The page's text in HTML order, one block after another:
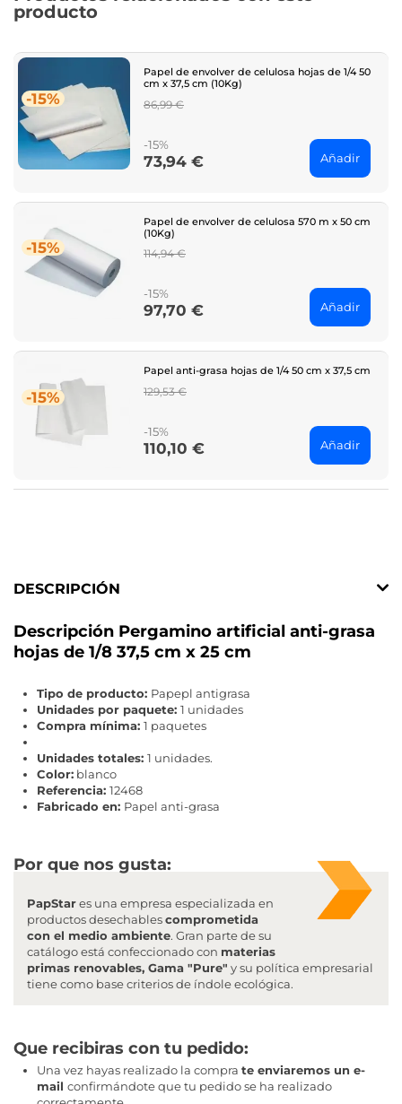
producto
-15%
Papel de envolver de celulosa hojas de 1/4 50
cm x 37,5 cm (10Kg)
Regular
86,99 €
-15%
Price
73,94 € Añadir
-15%
Papel de envolver de celulosa 570 m x 50 cm
(10Kg)
Regular
114,94 €
-15%
Price
97,70 € Añadir
-15%
Papel anti-grasa hojas de 1/4 50 cm x 37,5 cm
Regular
129,53 €
-15%
Price
110,10 € Añadir
DESCRIPCIÓN
Descripción Pergamino artificial anti-grasa
hojas de 1/8 37,5 cm x 25 cm
Tipo de producto: Papepl antigrasa
Unidades por paquete: 1 unidades
Compra mínima: 1 paquetes
Unidades totales: 1 unidades.
Color: blanco
Referencia: 12468
Fabricado en: Papel anti-grasa
Por que nos gusta:
PapStares una empresa especializada en
productos desechablescomprometida
con el medio ambiente. Gran parte de su
catálogo está confeccionado con materias
primas renovables, Gama "Pure" y su política empresarial
tiene como base criterios de índole ecológica.
Que recibiras con tu pedido:
Una vez hayas realizado la compra te enviaremos un e-
mail confirmándote que tu pedido se ha realizado